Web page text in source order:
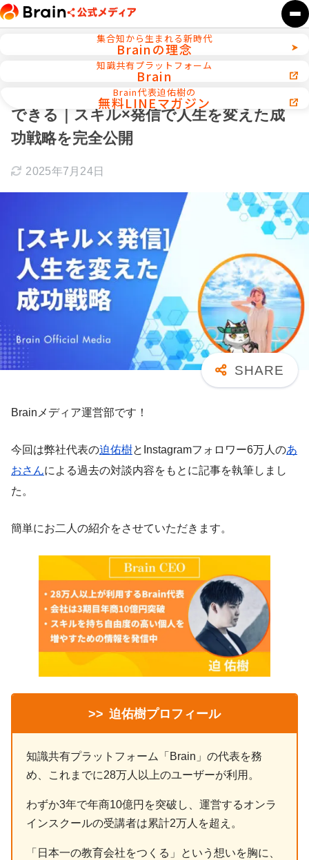
集合知から生まれる新時代
Brainの理念
知識共有プラットフォーム
Brain
Brain代表迫佑樹の
無料LINEマガジン
インタビュー
【保存版】大学生でも月収100万円を達成
できる｜スキル×発信で人生を変えた成
功戦略を完全公開
2025年7月24日
Brainメディア運営部です！
今回は弊社代表の迫佑樹とInstagramフォロワー6万人のあ
おさんによる過去の対談内容をもとに記事を執筆しまし
た。
簡単にお二人の紹介をさせていただきます。
>> 迫佑樹プロフィール
知識共有プラットフォーム「Brain」の代表を務
め、これまでに28万人以上のユーザーが利用。
わずか3年で年商10億円を突破し、運営するオンラ
インスクールの受講者は累計2万人を超え。
「日本一の教育会社をつくる」という想いを胸に、